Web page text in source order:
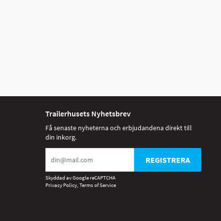
Trailerhusets Nyhetsbrev
Få senaste nyheterna och erbjudandena direkt till
din inkorg.
REGISTRERA
Skyddad av Google reCAPTCHA
Privacy Policy, Terms of Service